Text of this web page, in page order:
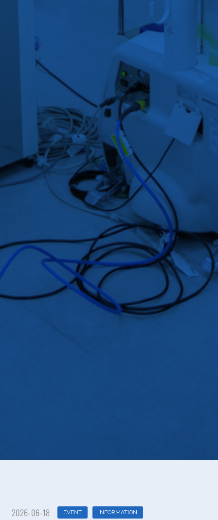
2026-06-18 EVENT INFORMATION